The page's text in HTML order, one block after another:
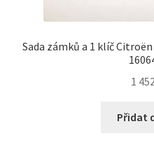
Sada zámků a 1 klíč
1
Přidat